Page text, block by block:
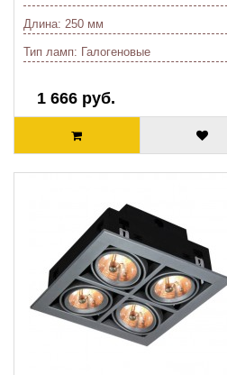
Длина: 250 мм
Тип ламп: Галогеновые
1 666 руб.